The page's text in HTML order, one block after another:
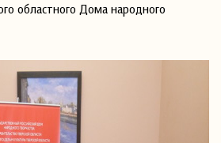
областного Дома народного